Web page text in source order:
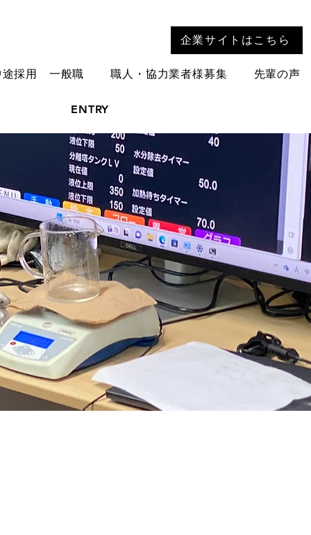
企業サイトはこちら
途採用 一般職 職人・協力業者様募集 先輩の声
ENTRY